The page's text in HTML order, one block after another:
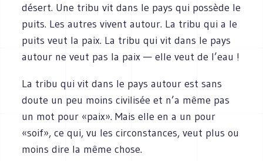
désert. Une tribu vit dans le pays qui possède le
puits. Les autres vivent autour. La tribu qui a le
puits veut la paix. La tribu qui vit dans le pays
autour ne veut pas la paix — elle veut de l’eau !
La tribu qui vit dans le pays autour est sans
doute un peu moins civilisée et n’a même pas
un mot pour «paix». Mais elle en a un pour
«soif», ce qui, vu les circonstances, veut plus ou
moins dire la même chose.